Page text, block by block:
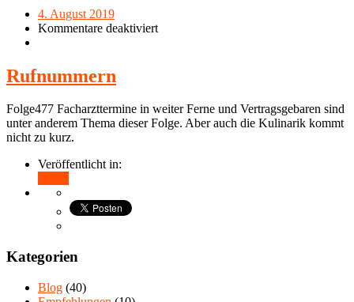
4. August 2019
Kommentare deaktiviert
Rufnummern
Folge477 Facharzttermine in weiter Ferne und Vertragsgebaren sind
unter anderem Thema dieser Folge. Aber auch die Kulinarik kommt
nicht zu kurz.
Veröffentlicht in:
Kategorien
Blog (40)